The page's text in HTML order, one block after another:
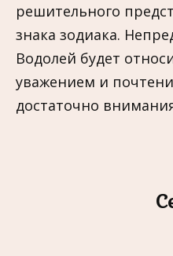
решительного
знака зодиака.
Водолей будет
уважением и
достаточно